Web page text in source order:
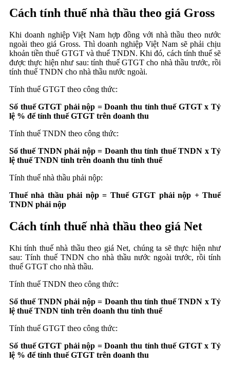
Cách tính thuế nhà thầu theo giá Gross
Khi doanh nghiệp Việt Nam hợp đồng với nhà thầu theo nước
ngoài theo giá Gross. Thì doanh nghiệp Việt Nam sẽ phải chịu
khoản tiền thuế GTGT và thuế TNDN. Khi đó, cách tính thuế sẽ
được thực hiện như sau: tính thuế GTGT cho nhà thầu trước, rồi
tính thuế TNDN cho nhà thầu nước ngoài.
Tính thuế GTGT theo công thức:
Số thuế GTGT phải nộp = Doanh thu tính thuế GTGT x Tỷ
lệ % để tính thuế GTGT trên doanh thu
Tính thuế TNDN theo công thức:
Số thuế TNDN phải nộp = Doanh thu tính thuế TNDN x Tỷ
lệ thuế TNDN tính trên doanh thu tính thuế
Tính thuế nhà thầu phải nộp:
Thuế nhà thầu phải nộp = Thuế GTGT phải nộp + Thuế
TNDN phải nộp
Cách tính thuế nhà thầu theo giá Net
Khi tính thuế nhà thầu theo giá Net, chúng ta sẽ thực hiện như
sau: Tính thuế TNDN cho nhà thầu nước ngoài trước, rồi tính
thuế GTGT cho nhà thầu.
Tính thuế TNDN theo công thức:
Số thuế TNDN phải nộp = Doanh thu tính thuế TNDN x Tỷ
lệ thuế TNDN tính trên doanh thu tính thuế
Tính thuế GTGT theo công thức:
Số thuế GTGT phải nộp = Doanh thu tính thuế GTGT x Tỷ
lệ % để tính thuế GTGT trên doanh thu